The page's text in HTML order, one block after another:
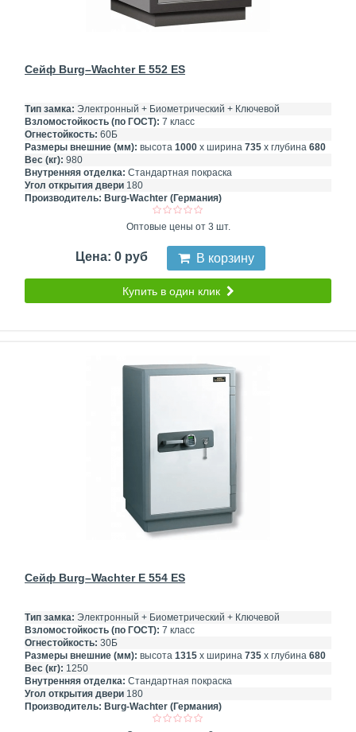
Сейф Burg–Wachter E 552 ES
Тип замка: Электронный + Биометрический + Ключевой
Взломостойкость (по ГОСТ): 7 класс
Огнестойкость: 60Б
Размеры внешние (мм): высота 1000 х ширина 735 х глубина 680
Вес (кг): 980
Внутренняя отделка: Стандартная покраска
Угол открытия двери 180
Производитель: Burg-Wachter (Германия)
Оптовые цены от 3 шт.
Цена: 0 руб В корзину
Купить в один клик
Сейф Burg–Wachter E 554 ES
Тип замка: Электронный + Биометрический + Ключевой
Взломостойкость (по ГОСТ): 7 класс
Огнестойкость: 30Б
Размеры внешние (мм): высота 1315 х ширина 735 х глубина 680
Вес (кг): 1250
Внутренняя отделка: Стандартная покраска
Угол открытия двери 180
Производитель: Burg-Wachter (Германия)